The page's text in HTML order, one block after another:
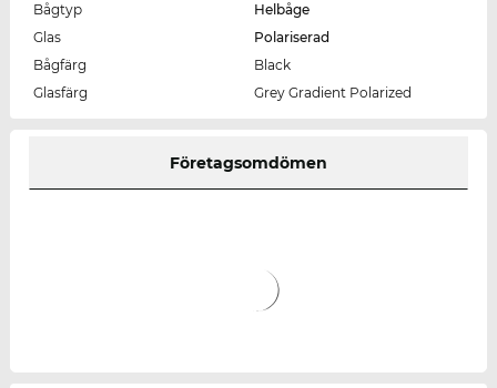
Bågtyp
Helbåge
Glas
Polariserad
Bågfärg
Black
Glasfärg
Grey Gradient Polarized
Företagsomdömen